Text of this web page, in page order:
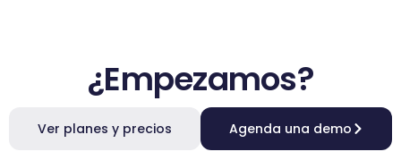
¿Empezamos?
Ver planes y precios Agenda una demo